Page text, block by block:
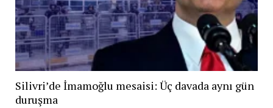
Silivri’de İmamoğlu mesaisi: Üç davada aynı gün
duruşma